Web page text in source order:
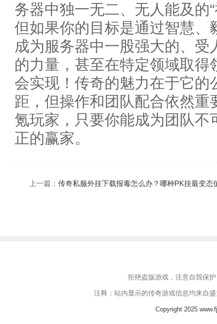
务器中独一无二、无人能及的
但如果你的目标是通过智慧、
成为服务器中一股强大的、
的力量，甚至在特定领域取
会实现！传奇的魅力在于它的
距，但操作和团队配合依然
氪玩家，只要你能成为团队不
正的赢家。
上一篇： 传奇私服外挂下载报毒怎么办？哪种PK挂最变态
拒绝盗版游戏，注意自我保
注释：站内显示的传奇游戏信息均来自
Copyright 2025